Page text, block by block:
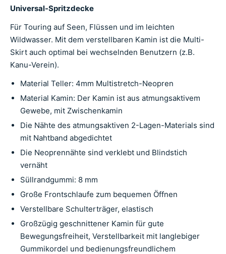
Universal-Spritzdecke
Für Touring auf Seen, Flüssen und im leichten
Wildwasser. Mit dem verstellbaren Kamin ist die Multi-
Skirt auch optimal bei wechselnden Benutzern (z.B.
Kanu-Verein).
Material Teller: 4mm Multistretch-Neopren
Material Kamin: Der Kamin ist aus atmungsaktivem
Gewebe, mit Zwischenkamin
Die Nähte des atmungsaktiven 2-Lagen-Materials sind
mit Nahtband abgedichtet
Die Neoprennähte sind verklebt und Blindstich
vernäht
Süllrandgummi: 8 mm
Große Frontschlaufe zum bequemen Öffnen
Verstellbare Schulterträger, elastisch
Großzügig geschnittener Kamin für gute
Bewegungsfreiheit, Verstellbarkeit mit langlebiger
Gummikordel und bedienungsfreundlichem